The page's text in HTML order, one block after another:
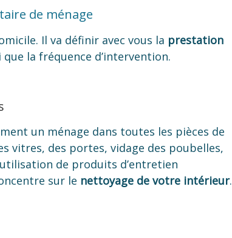
de ménage
Il va définir avec vous la prestation
la fréquence d’intervention.
un ménage dans toutes les pièces de
vitres, des portes, vidage des poubelles,
de produits d’entretien
sur le nettoyage de votre intérieur.